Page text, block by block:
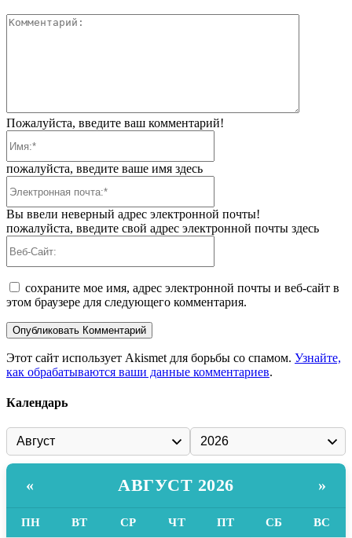
Пожалуйста, введите ваш комментарий!
пожалуйста, введите ваше имя здесь
Вы ввели неверный адрес электронной почты!
пожалуйста, введите свой адрес электронной почты здесь
сохраните мое имя, адрес электронной почты и веб-сайт в
этом браузере для следующего комментария.
Этот сайт использует Akismet для борьбы со спамом. Узнайте,
как обрабатываются ваши данные комментариев.
Календарь
« АВГУСТ 2026 »
ПН ВТ СР ЧТ ПТ СБ ВС